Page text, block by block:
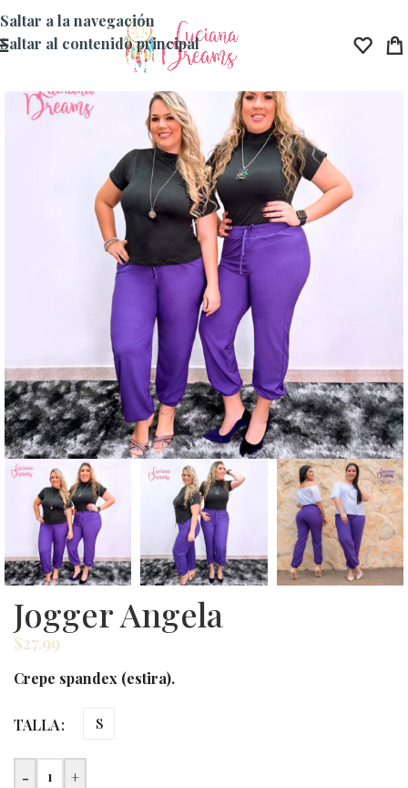
Saltar a la navegación
Saltar al contenido principal
Jogger Angela
$27.99
Crepe spandex (estira).
TALLA S
- +